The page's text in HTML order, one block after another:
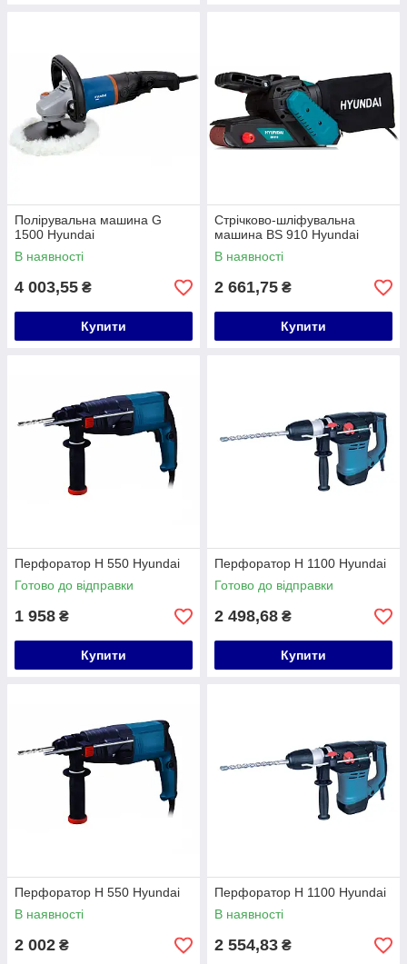
Полірувальна машина G
1500 Hyundai
В наявності
4 003,55 ₴
Купити
Стрічково-шліфувальна
машина BS 910 Hyundai
В наявності
2 661,75 ₴
Купити
Перфоратор H 550 Hyundai
Готово до відправки
1 958 ₴
Купити
Перфоратор H 1100 Hyundai
Готово до відправки
2 498,68 ₴
Купити
Перфоратор H 550 Hyundai
В наявності
2 002 ₴
Перфоратор H 1100 Hyundai
В наявності
2 554,83 ₴